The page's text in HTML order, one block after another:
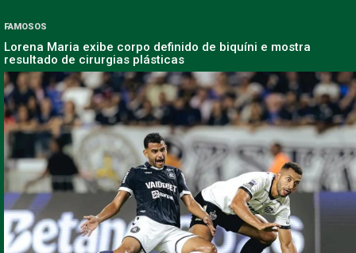
FAMOSOS
Lorena Maria exibe corpo definido de biquíni e mostra
resultado de cirurgias plásticas